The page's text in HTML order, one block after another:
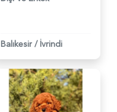
Balıkesir / İvrindi